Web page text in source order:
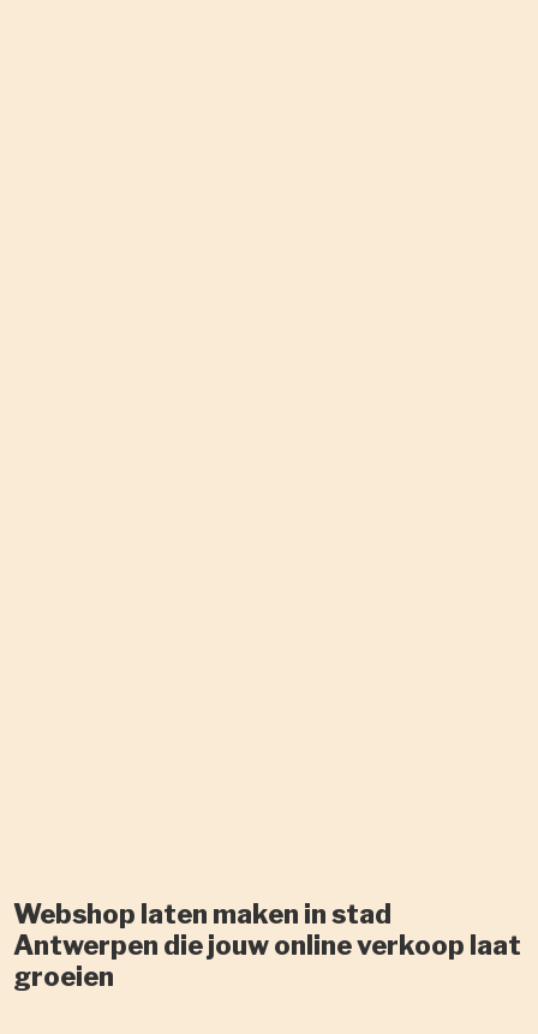
Webshop laten maken in stad
Antwerpen die jouw online verkoop laat
groeien